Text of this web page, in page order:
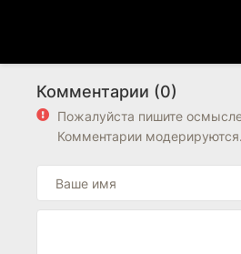
Комментарии (0)
Пожалуйста пишите
Комментарии модерируются.